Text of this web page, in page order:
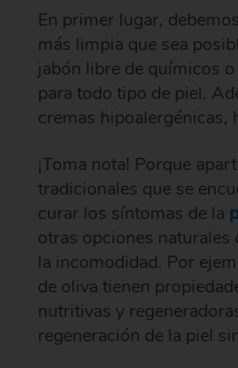
En primer lugar,
más limpia que sea
jabón libre de químicos
para todo tipo de piel.
cremas hipoalergénicas,
¡Toma nota! Porque
tradicionales que se
curar los síntomas de la
otras opciones naturales
la incomodidad. Por
de oliva tienen
nutritivas y
regeneración de la piel